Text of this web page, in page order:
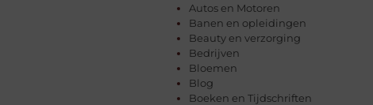
Autos en Motoren
Banen en opleidingen
Beauty en verzorging
Bedrijven
Bloemen
Blog
Boeken en Tijdschriften